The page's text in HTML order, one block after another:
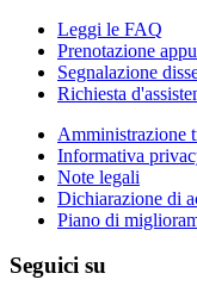
Leggi le FAQ
Prenotazione
Segnalazione
Richiesta
Amministrazione
Informativa
Note legali
Dichiarazione di
Piano di
Seguici su